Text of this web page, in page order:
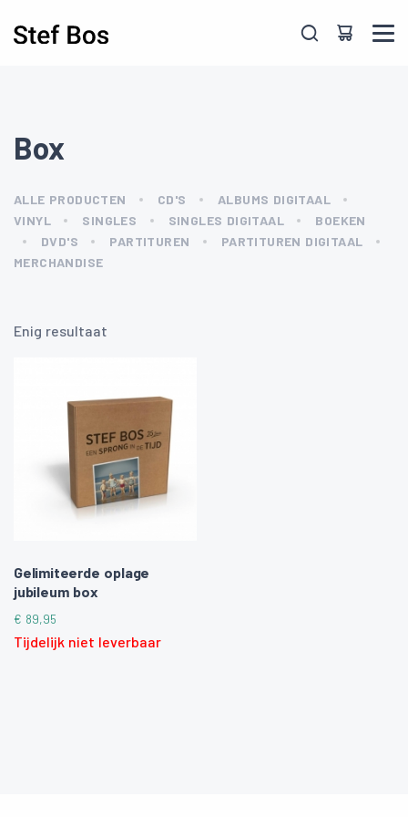
Box
ALLE PRODUCTEN CD'S
ALBUMS DIGITAAL
VINYL
SINGLES SINGLES DIGITAAL
BOEKEN
DVD'S
PARTITUREN
PARTITUREN DIGITAAL
MERCHANDISE
Enig resultaat
Gelimiteerde oplage
jubileum box
€ 89,95
Tijdelijk niet leverbaar